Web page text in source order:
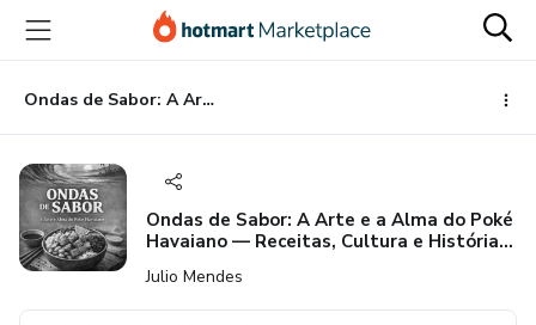
para
conteúdo
principal
para
pagamento
para
rodapé
Ondas de Sabor: A Arte e a Alma do Poké Havaiano — Receitas, Cultura e História (Autor: Júlio César Mendes)
Ondas de Sabor: A Arte e a Alma do Poké
Havaiano — Receitas, Cultura e História
Julio Mendes